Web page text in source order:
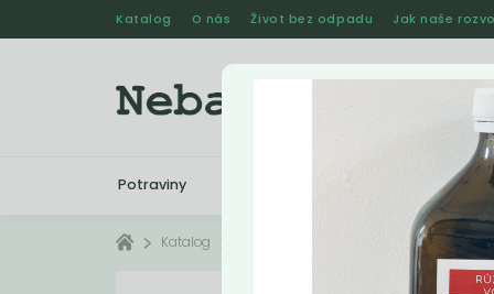
Katalog O nás Život bez odpadu Jak naše
Potraviny Kosmetika
Katalog Kosmetika - vážená